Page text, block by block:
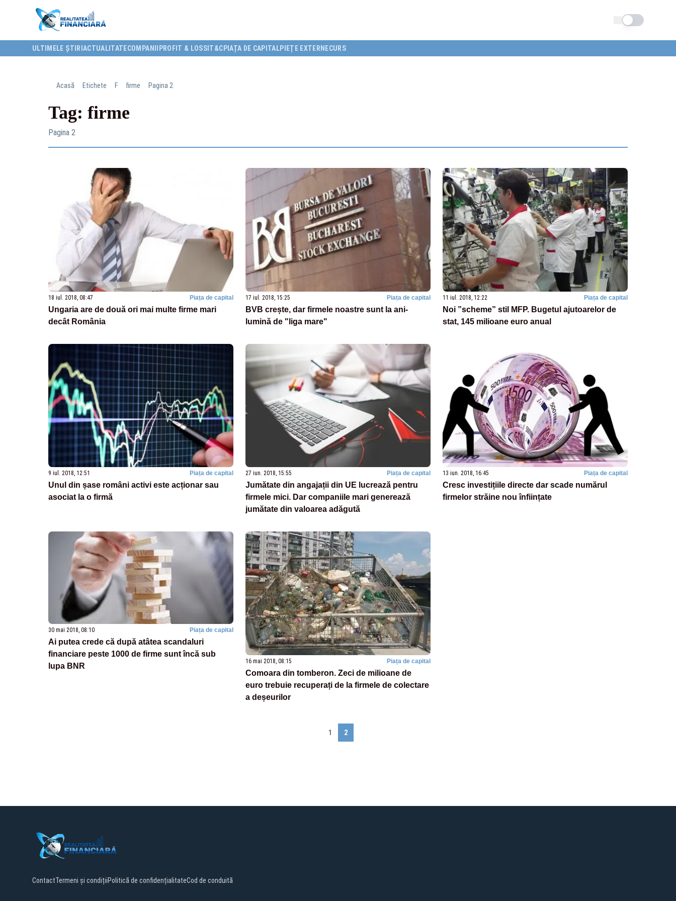
Schimba tema
ULTIMELE ȘTIRI ACTUALITATECOMPANII PROFIT & LOSS IT&C PIAȚA DE CAPITALPIEȚE EXTERNECURS
Acasă Etichete F firme Pagina 2
Tag: firme
Pagina 2
18 iul. 2018, 08:47 Piața de capital
Ungaria are de două ori mai multe firme mari
decât România
17 iul. 2018, 15:25 Piața de capital
BVB crește, dar firmele noastre sunt la ani-
lumină de "liga mare"
11 iul. 2018, 12:22 Piața de capital
Noi ”scheme” stil MFP. Bugetul ajutoarelor de
stat, 145 milioane euro anual
9 iul. 2018, 12:51 Piața de capital
Unul din șase români activi este acționar sau
asociat la o firmă
27 iun. 2018, 15:55 Piața de capital
Jumătate din angajații din UE lucrează pentru
firmele mici. Dar companiile mari generează
jumătate din valoarea adăgută
13 iun. 2018, 16:45 Piața de capital
Cresc investițiile directe dar scade numărul
firmelor străine nou înființate
30 mai 2018, 08:10 Piața de capital
Ai putea crede că după atâtea scandaluri
financiare peste 1000 de firme sunt încă sub
lupa BNR
16 mai 2018, 08:15 Piața de capital
Comoara din tomberon. Zeci de milioane de
euro trebuie recuperați de la firmele de colectare
a deșeurilor
1 2
ContactTermeni și condițiiPolitică de confidențialitateCod de conduită